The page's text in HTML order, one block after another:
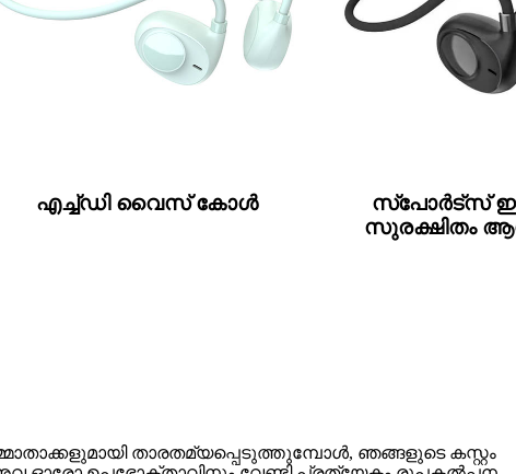
എച്ച്ഡി വൈസ് കോൾ
സ്‌പോർട്‌സ്
സുരക്ഷിതം
താരതമ്യപ്പെടുത്തുമ്പോൾ, ഞങ്ങളുടെ കസ്റ്റം